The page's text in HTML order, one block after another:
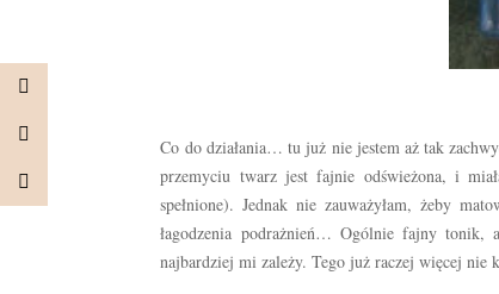
Co do działania… tu już nie jestem aż tak
przemyciu twarz jest fajnie odświeżona, i
spełnione). Jednak nie zauważyłam, żeby
łagodzenia podrażnień… Ogólnie fajny tonik,
najbardziej mi zależy. Tego już raczej więcej nie